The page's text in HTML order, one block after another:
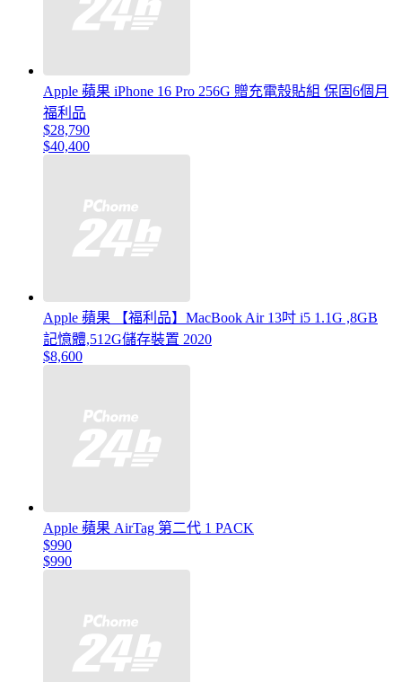
Apple 蘋果 iPhone 16 Pro 256G 贈充電殼貼組 保固6個月
福利品
$28,790
$40,400
Apple 蘋果 【福利品】MacBook Air 13吋 i5 1.1G ,8GB
記憶體,512G儲存裝置 2020
$8,600
Apple 蘋果 AirTag 第二代 1 PACK
$990
$990